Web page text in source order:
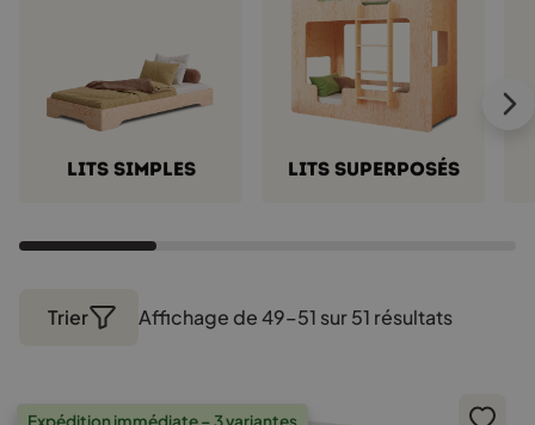
Lits simples Lits superposés
Trier Affichage de 49–51 sur 51 résultats
Expédition immédiate – 3 variantes